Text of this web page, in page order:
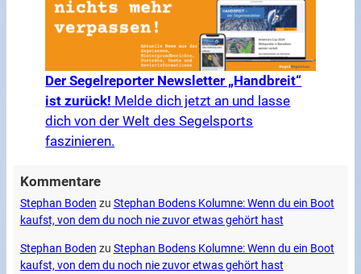
Der Segelreporter Newsletter „Handbreit“
ist zurück! Melde dich jetzt an und lasse
dich von der Welt des Segelsports
faszinieren.
Kommentare
Stephan Boden zu Stephan Bodens Kolumne: Wenn du ein Boot
kaufst, von dem du noch nie zuvor etwas gehört hast
Stephan Boden zu Stephan Bodens Kolumne: Wenn du ein Boot
kaufst, von dem du noch nie zuvor etwas gehört hast